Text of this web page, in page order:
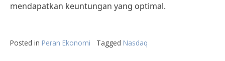
mendapatkan keuntungan yang optimal.
Posted in Peran Ekonomi Tagged Nasdaq